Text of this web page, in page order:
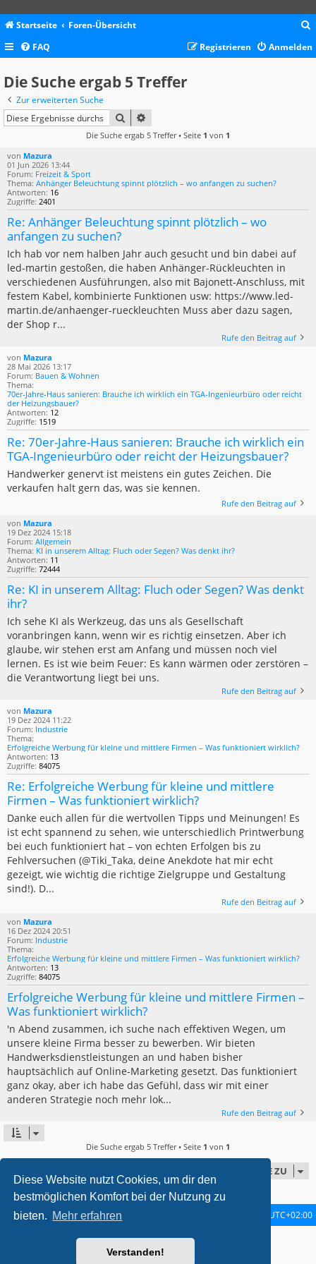
Diese Website nutzt Cookies, um dir den
bestmöglichen Komfort bei der Nutzung zu
bieten. Mehr erfahren
Verstanden!
Startseite Foren-Übersicht
c
FAQ Anmelden
Registrieren
Die Suche ergab 5 Treffer
Zur erweiterten Suche
SUCHE
Die Suche ergab 5 Treffer • Seite 1 von 1
von Mazura
01 Jun 2026 13:44
Forum: Freizeit & Sport
Thema: Anhänger Beleuchtung spinnt plötzlich – wo anfangen zu suchen?
Antworten: 16
Zugriffe: 2401
Re: Anhänger Beleuchtung spinnt plötzlich – wo
anfangen zu suchen?
Ich hab vor nem halben Jahr auch gesucht und bin dabei auf
led-martin gestoßen, die haben Anhänger-Rückleuchten in
verschiedenen Ausführungen, also mit Bajonett-Anschluss, mit
festem Kabel, kombinierte Funktionen usw: https://www.led-
martin.de/anhaenger-rueckleuchten Muss aber dazu sagen,
der Shop r...
Rufe den Beitrag auf
von Mazura
28 Mai 2026 13:17
Forum: Bauen & Wohnen
Thema:
70er-Jahre-Haus sanieren: Brauche ich wirklich ein TGA-Ingenieurbüro oder reicht
der Heizungsbauer?
Antworten: 12
Zugriffe: 1519
Re: 70er-Jahre-Haus sanieren: Brauche ich wirklich ein
TGA-Ingenieurbüro oder reicht der Heizungsbauer?
Handwerker genervt ist meistens ein gutes Zeichen. Die
verkaufen halt gern das, was sie kennen.
Rufe den Beitrag auf
von Mazura
19 Dez 2024 15:18
Forum: Allgemein
Thema: KI in unserem Alltag: Fluch oder Segen? Was denkt ihr?
Antworten: 11
Zugriffe: 72444
Re: KI in unserem Alltag: Fluch oder Segen? Was denkt
ihr?
Ich sehe KI als Werkzeug, das uns als Gesellschaft
voranbringen kann, wenn wir es richtig einsetzen. Aber ich
glaube, wir stehen erst am Anfang und müssen noch viel
lernen. Es ist wie beim Feuer: Es kann wärmen oder zerstören –
die Verantwortung liegt bei uns.
Rufe den Beitrag auf
von Mazura
19 Dez 2024 11:22
Forum: Industrie
Thema:
Erfolgreiche Werbung für kleine und mittlere Firmen – Was funktioniert wirklich?
Antworten: 13
Zugriffe: 84075
Re: Erfolgreiche Werbung für kleine und mittlere
Firmen – Was funktioniert wirklich?
Danke euch allen für die wertvollen Tipps und Meinungen! Es
ist echt spannend zu sehen, wie unterschiedlich Printwerbung
bei euch funktioniert hat – von echten Erfolgen bis zu
Fehlversuchen (@Tiki_Taka, deine Anekdote hat mir echt
gezeigt, wie wichtig die richtige Zielgruppe und Gestaltung
sind!). D...
Rufe den Beitrag auf
von Mazura
16 Dez 2024 20:51
Forum: Industrie
Thema:
Erfolgreiche Werbung für kleine und mittlere Firmen – Was funktioniert wirklich?
Antworten: 13
Zugriffe: 84075
Erfolgreiche Werbung für kleine und mittlere Firmen –
Was funktioniert wirklich?
'n Abend zusammen, ich suche nach effektiven Wegen, um
unsere kleine Firma besser zu bewerben. Wir bieten
Handwerksdienstleistungen an und haben bisher
hauptsächlich auf Online-Marketing gesetzt. Das funktioniert
ganz okay, aber ich habe das Gefühl, dass wir mit einer
anderen Strategie noch mehr lok...
Rufe den Beitrag auf
Die Suche ergab 5 Treffer • Seite 1 von 1
GEHE ZU
Startseite Foren-Übersicht UTC+02:00
metrolike style byEric SeguinUpdated for phpBB3.2 by
Powered byphpBB® Forum Software © phpBB Limited